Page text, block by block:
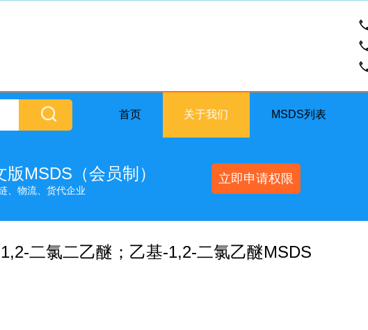
首页 关于我们 MSDS列表
MSDS（会员制）
、物流、货代企业
立即申请权限
1,2-二氯二乙醚；乙基-1,2-二氯乙醚MSDS